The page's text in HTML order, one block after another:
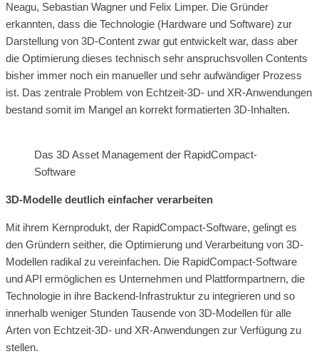
Neagu, Sebastian Wagner und Felix Limper. Die Gründer
erkannten, dass die Technologie (Hardware und Software) zur
Darstellung von 3D-Content zwar gut entwickelt war, dass aber
die Optimierung dieses technisch sehr anspruchsvollen Contents
bisher immer noch ein manueller und sehr aufwändiger Prozess
ist. Das zentrale Problem von Echtzeit-3D- und XR-Anwendungen
bestand somit im Mangel an korrekt formatierten 3D-Inhalten.
Das 3D Asset Management der RapidCompact-
Software
3D-Modelle deutlich einfacher verarbeiten
Mit ihrem Kernprodukt, der RapidCompact-Software, gelingt es
den Gründern seither, die Optimierung und Verarbeitung von 3D-
Modellen radikal zu vereinfachen. Die RapidCompact-Software
und API ermöglichen es Unternehmen und Plattformpartnern, die
Technologie in ihre Backend-Infrastruktur zu integrieren und so
innerhalb weniger Stunden Tausende von 3D-Modellen für alle
Arten von Echtzeit-3D- und XR-Anwendungen zur Verfügung zu
stellen.